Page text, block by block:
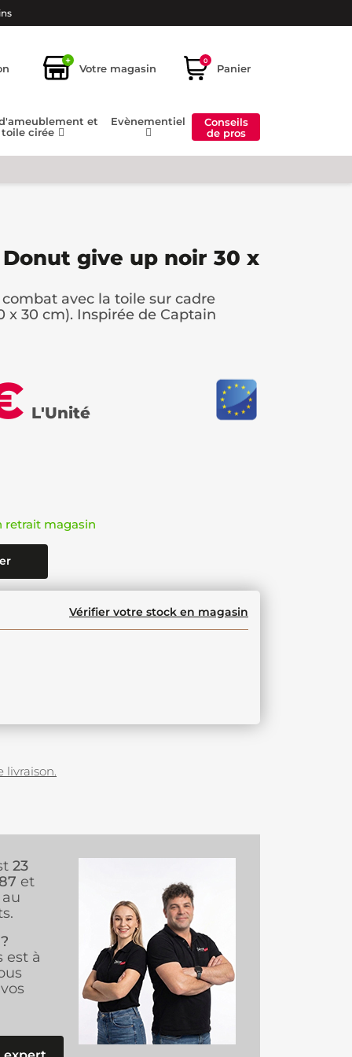
+
Votre magasin
0
Panier
et
toile cirée
Evènementiel
Conseils
de pros
give up noir 30 x
avec la toile sur cadre
x 30 cm). Inspirée de Captain
L'Unité
retrait magasin
Vérifier votre stock en magasin
livraison.
23
et
est à